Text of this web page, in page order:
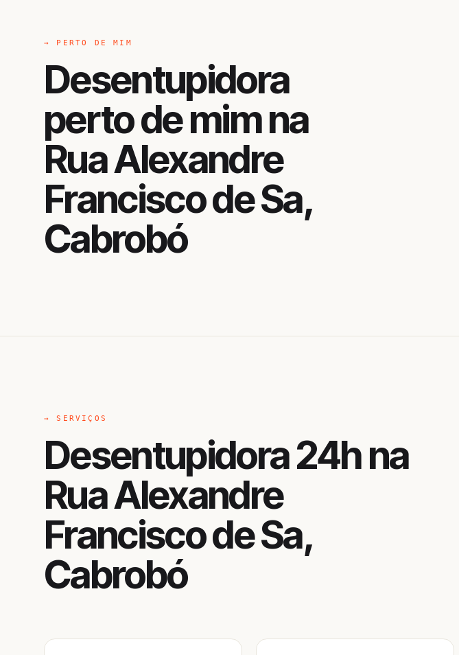
→ PERTO DE MIM
Desentupidora
perto de mim na
Rua Alexandre
Francisco de Sa,
Cabrobó
→ SERVIÇOS
Desentupidora 24h na
Rua Alexandre
Francisco de Sa,
Cabrobó